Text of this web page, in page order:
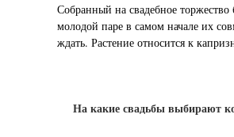
Собранный на свадебное торжество
молодой паре в самом начале их
ждать. Растение относится к
На какие свадьбы выбирают